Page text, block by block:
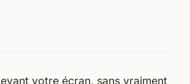
votre écran, sans vraiment